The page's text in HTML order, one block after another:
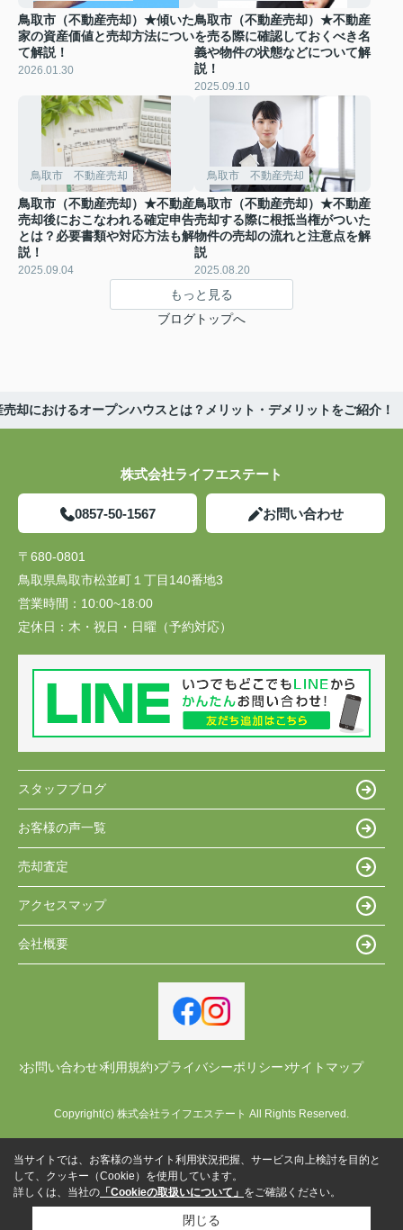
鳥取市（不動産売却）★傾いた
家の資産価値と売却方法につい
て解説！
2026.01.30
鳥取市（不動産売却）★不動産
を売る際に確認しておくべき名
義や物件の状態などについて解
説！
2025.09.10
鳥取市 不動産売却
鳥取市（不動産売却）★不動産
売却後におこなわれる確定申告
とは？必要書類や対応方法も解
説！
2025.09.04
鳥取市 不動産売却
鳥取市（不動産売却）★不動産
売却する際に根抵当権がついた
物件の売却の流れと注意点を解
説
2025.08.20
もっと見る
ブログトップへ
却におけるオープンハウスとは？メリット・デメリットをご紹介！
株式会社ライフエステート
0857-50-1567 お問い合わせ
〒680-0801
鳥取県鳥取市松並町１丁目140番地3
営業時間： 10:00~18:00
定休日： 木・祝日・日曜（予約対応）
スタッフブログ
お客様の声一覧
売却査定
アクセスマップ
会社概要
お問い合わせ 利用規約 プライバシーポリシー サイトマップ
Copyright(c) 株式会社ライフエステート All Rights Reserved.
当サイトでは、お客様の当サイト利用状況把握、サービス向上検討を目的と
して、クッキー（Cookie）を使用しています。
詳しくは、当社の 「Cookieの取扱いについて」 をご確認ください。
閉じる